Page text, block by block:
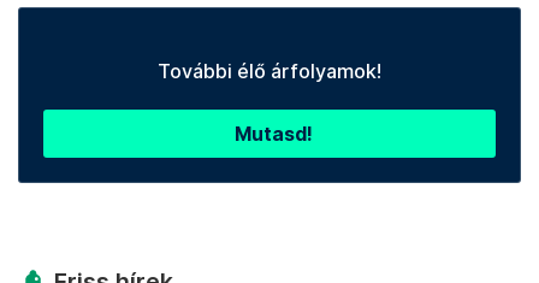
További élő árfolyamok!
Mutasd!